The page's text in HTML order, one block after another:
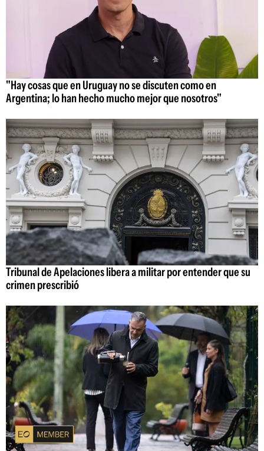
"Hay cosas que en Uruguay no se discuten como en
Argentina; lo han hecho mucho mejor que nosotros"
Tribunal de Apelaciones libera a militar por entender que su
crimen prescribió